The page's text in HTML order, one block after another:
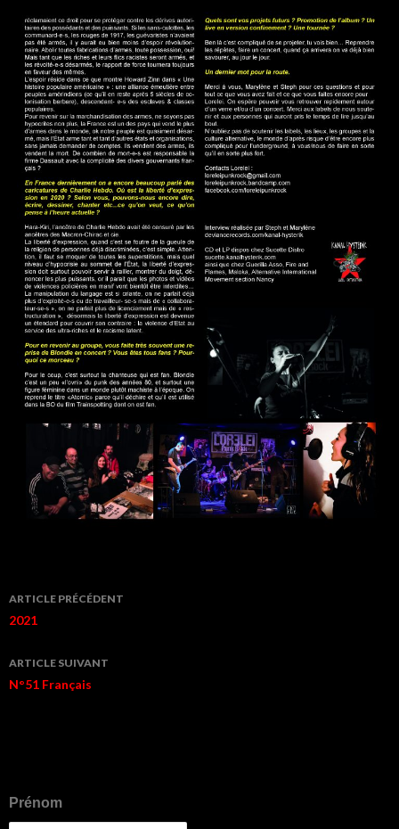
Navigation
de
l’article
ARTICLE PRÉCÉDENT
2021
ARTICLE SUIVANT
N°51 Français
Prénom